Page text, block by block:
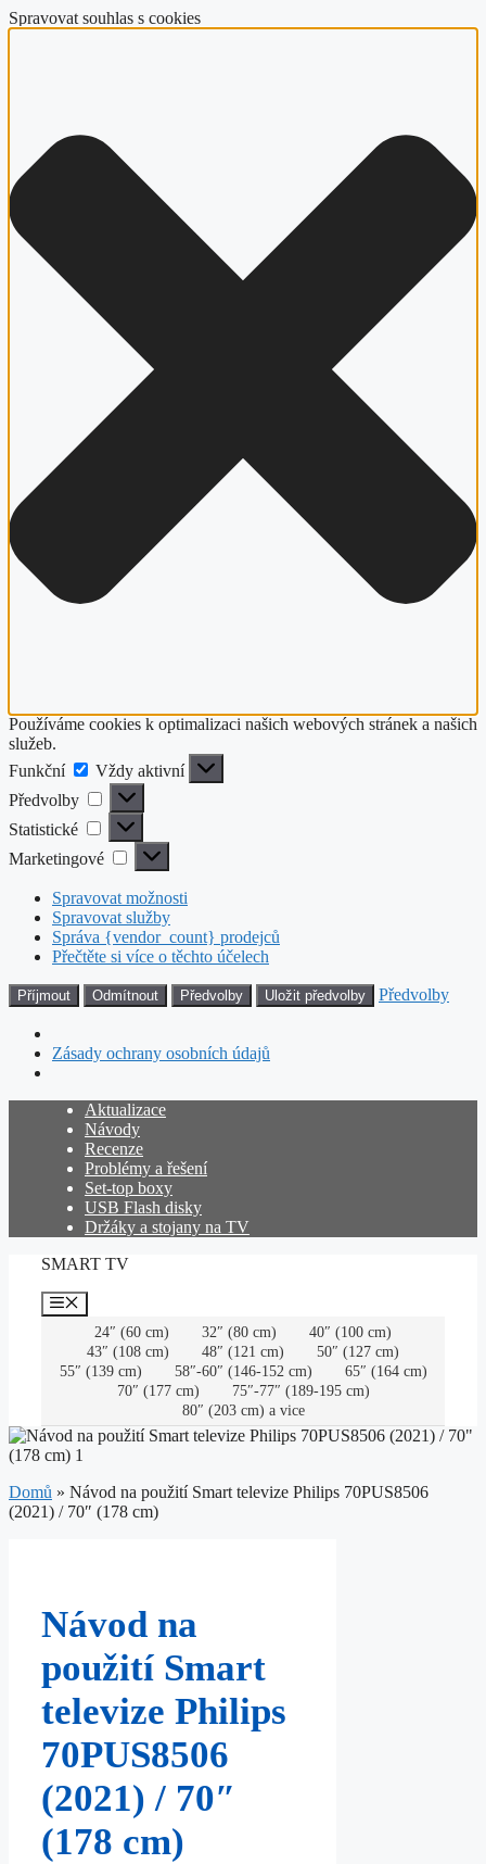
Spravovat souhlas s cookies
Používáme cookies k optimalizaci našich webových stránek a našich
služeb.
Funkční
Funkční
Vždy aktivní
Předvolby
Předvolby
Statistické Statistické
Marketingové Marketingové
Spravovat možnosti
Spravovat služby
Správa {vendor_count} prodejců
Přečtěte si více o těchto účelech
Příjmout Odmítnout Předvolby Uložit předvolby Předvolby
Zásady ochrany osobních údajů
Přeskočit
Aktualizace
Návody
Recenze
Problémy a řešení
Set-top boxy
USB Flash disky
Držáky a stojany na TV
SMART TV
Menu
24″ (60 cm)
32″ (80 cm)
40″ (100 cm)
43″ (108 cm)
48″ (121 cm)
50″ (127 cm)
55″ (139 cm)
58″-60″ (146-152 cm)
65″ (164 cm)
70″ (177 cm)
75″-77″ (189-195 cm)
80″ (203 cm) a vice
Domů » Návod na použití Smart televize Philips 70PUS8506
(2021) / 70″ (178 cm)
Návod na
použití Smart
televize Philips
70PUS8506
(2021) / 70″
(178 cm)